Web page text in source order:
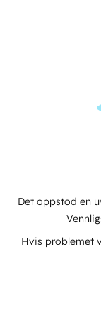
Det oppstod en
Hvis problemet